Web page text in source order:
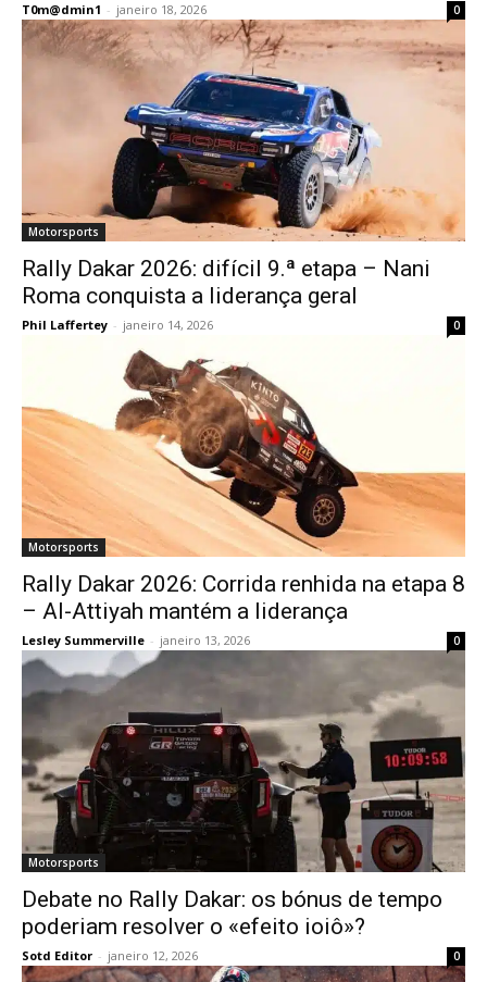
T0m@dmin1 - janeiro 18, 2026 0
Motorsports
Rally Dakar 2026: difícil 9.ª etapa – Nani
Roma conquista a liderança geral
Phil Laffertey - janeiro 14, 2026 0
Motorsports
Rally Dakar 2026: Corrida renhida na etapa 8
– Al-Attiyah mantém a liderança
Lesley Summerville - janeiro 13, 2026 0
Motorsports
Debate no Rally Dakar: os bónus de tempo
poderiam resolver o «efeito ioiô»?
Sotd Editor - janeiro 12, 2026 0